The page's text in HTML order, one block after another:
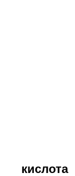
кислота